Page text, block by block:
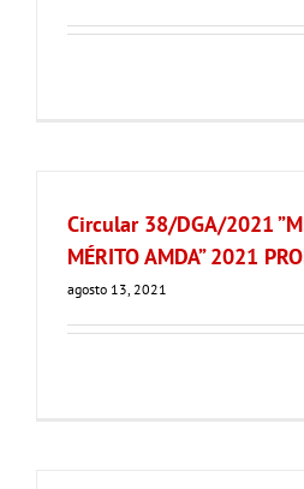
Circular 38/DGA/2021
MÉRITO AMDA” 2021
agosto 13, 2021